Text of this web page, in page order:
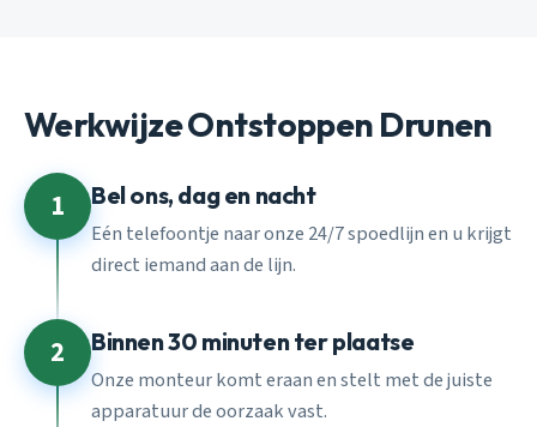
Werkwijze Ontstoppen Drunen
1 Bel ons, dag en nacht
Eén telefoontje naar onze 24/7 spoedlijn en u krijgt
direct iemand aan de lijn.
2 Binnen 30 minuten ter plaatse
Onze monteur komt eraan en stelt met de juiste
apparatuur de oorzaak vast.